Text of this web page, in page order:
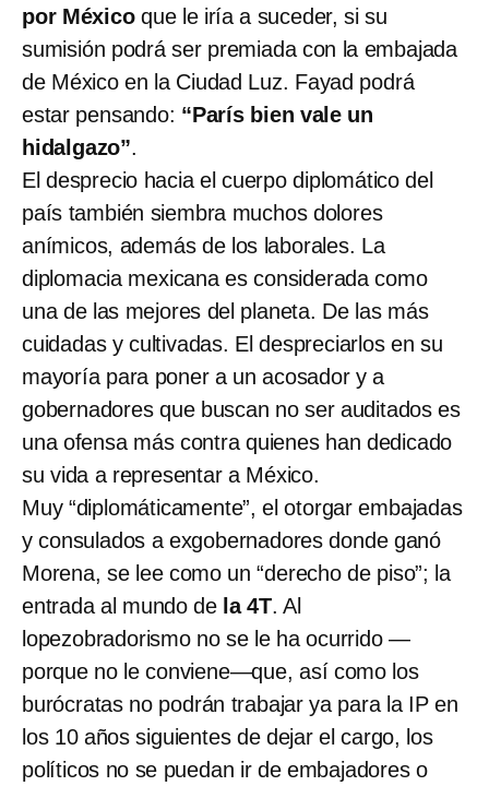
por Méxicoque le iría a suceder, si su
sumisión podrá ser premiada con la embajada
de México en la Ciudad Luz. Fayad podrá
estar pensando: “París bien vale un
hidalgazo”.
El desprecio hacia el cuerpo diplomático del
país también siembra muchos dolores
anímicos, además de los laborales. La
diplomacia mexicana es considerada como
una de las mejores del planeta. De las más
cuidadas y cultivadas. El despreciarlos en su
mayoría para poner a un acosador y a
gobernadores que buscan no ser auditados es
una ofensa más contra quienes han dedicado
su vida a representar a México.
Muy “diplomáticamente”, el otorgar embajadas
y consulados a exgobernadores donde ganó
Morena, se lee como un “derecho de piso”; la
entrada al mundo de la 4T. Al
lopezobradorismo no se le ha ocurrido —
porque no le conviene—que, así como los
burócratas no podrán trabajar ya para la IP en
los 10 años siguientes de dejar el cargo, los
políticos no se puedan ir de embajadores o